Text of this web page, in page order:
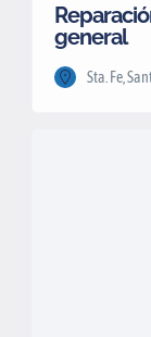
general
Sta. Fe,